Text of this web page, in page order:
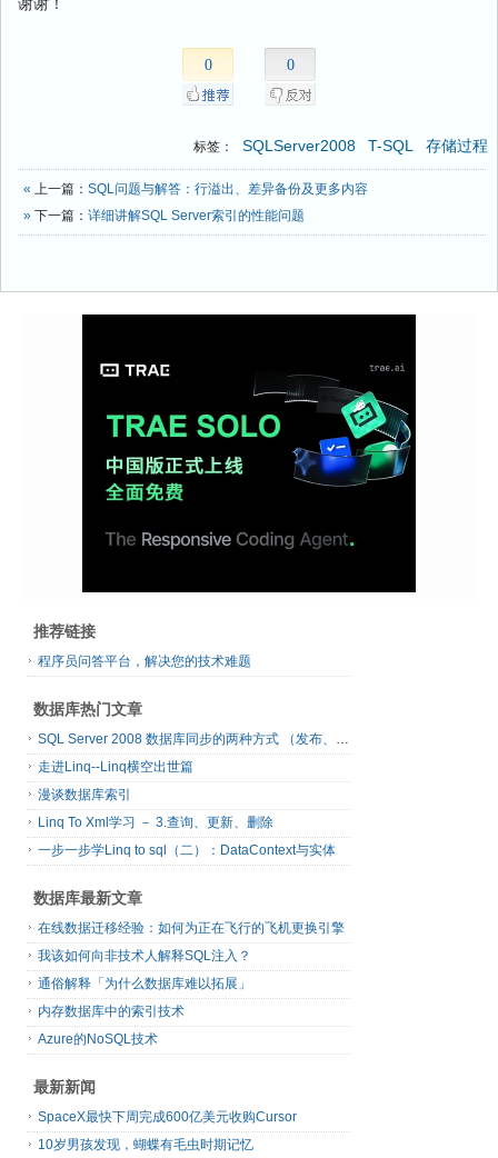
0 0
标签： SQLServer2008 T-SQL 存储过程
« 上一篇： SQL问题与解答：行溢出、差异备份及更多内容
» 下一篇： 详细讲解SQL Server索引的性能问题
推荐链接
程序员问答平台，解决您的技术难题
数据库热门文章
走进Linq--Linq横空出世篇
漫谈数据库索引
Linq To Xml学习 － 3.查询、更新、删除
一步一步学Linq to sql（二）：DataContext与实体
数据库最新文章
在线数据迁移经验：如何为正在飞行的飞机更换引擎
我该如何向非技术人解释SQL注入？
通俗解释「为什么数据库难以拓展」
内存数据库中的索引技术
Azure的NoSQL技术
最新新闻
SpaceX最快下周完成600亿美元收购Cursor
10岁男孩发现，蝴蝶有毛虫时期记忆